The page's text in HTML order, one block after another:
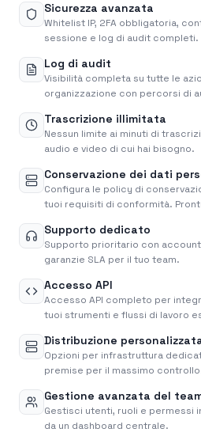
Sicurezza avanzata
Whitelist IP, 2FA obbligatoria,
sessione e log di audit completi.
Log di audit
Visibilità completa su tutte le
organizzazione con percorsi di
Trascrizione illimitata
Nessun limite ai minuti di
audio e video di cui hai bisogno.
Conservazione dei dati
Configura le policy di
tuoi requisiti di conformità.
Supporto dedicato
Supporto prioritario con
garanzie SLA per il tuo team.
Accesso API
Accesso API completo per
tuoi strumenti e flussi di lavoro
Distribuzione
Opzioni per infrastruttura
premise per il massimo
Gestione avanzata del
Gestisci utenti, ruoli e permessi
da un dashboard centrale.